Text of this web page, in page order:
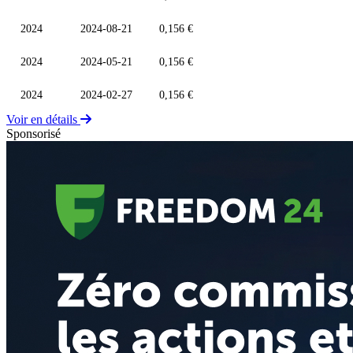
2024 2024-08-21 0,156 €
2024 2024-05-21 0,156 €
2024 2024-02-27 0,156 €
Voir en détails
Sponsorisé